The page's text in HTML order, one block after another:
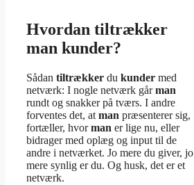
Hvordan tiltrækker
man kunder?
Sådan tiltrækker du kunder med
netværk: I nogle netværk gårman
rundt og snakker på tværs. I andre
forventes det, at man præsenterer sig,
fortæller, hvorman er lige nu, eller
bidrager med oplæg og input til de
andre i netværket. Jo mere du giver, jo
mere synlig er du. Og husk, det er et
netværk.